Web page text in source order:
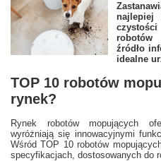
najlepiej
źródło
idealne
TOP 10 robotów
rynek?
Rynek robotów mopujących
wyróżniają się innowacyjnymi
Wśród TOP 10 robotów
specyfikacjach, dostosowanych do